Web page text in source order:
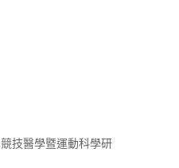
技醫學暨運動科學研